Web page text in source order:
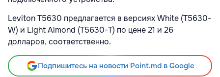
Leviton T5630 предлагается в версиях White (T5630-
W) и Light Almond (T5630-T) по цене 21 и 26
долларов, соответственно.
Подпишитесь на новости Point.md в Google